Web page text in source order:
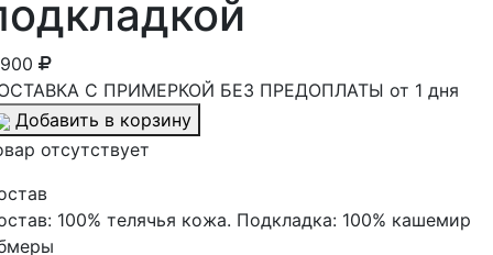
С ПРИМЕРКОЙ БЕЗ ПРЕДОПЛАТЫ от 1 дня
Добавить в корзину
отсутствует
100% телячья кожа. Подкладка: 100% кашемир